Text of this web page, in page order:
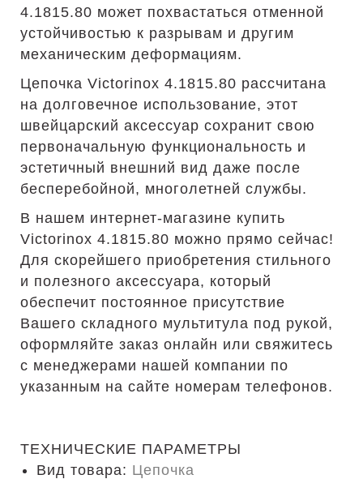
4.1815.80 может похвастаться отменной
устойчивостью к разрывам и другим
механическим деформациям.
Цепочка Victorinox 4.1815.80 рассчитана
на долговечное использование, этот
швейцарский аксессуар сохранит свою
первоначальную функциональность и
эстетичный внешний вид даже после
бесперебойной, многолетней службы.
В нашем интернет-магазине купить
Victorinox 4.1815.80 можно прямо сейчас!
Для скорейшего приобретения стильного
и полезного аксессуара, который
обеспечит постоянное присутствие
Вашего складного мультитула под рукой,
оформляйте заказ онлайн или свяжитесь
с менеджерами нашей компании по
указанным на сайте номерам телефонов.
ТЕХНИЧЕСКИЕ ПАРАМЕТРЫ
Вид товара: Цепочка